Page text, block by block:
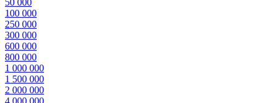
100 000
250 000
300 000
600 000
800 000
1 000 000
1 500 000
2 000 000
4 000 000